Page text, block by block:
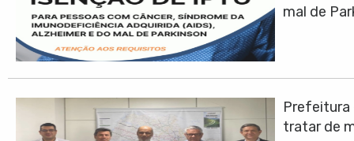
mal de
Prefeitura
tratar de